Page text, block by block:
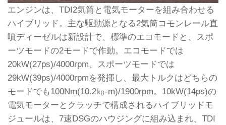
エンジンは、TDI2気筒と電気モーターを組み合わせる
ハイブリッド。主な駆動源となる2気筒コモンレール直
噴ディーゼルは新設計で、標準のエコモードと、スポ
ーツモードの2モードで作動。エコモードでは
20kW(27ps)/4000rpm、スポーツモードでは
29kW(39ps)/4000rpmを発揮し、最大トルクはどちらの
モードでも100Nm(10.2㎏-m)/1900rpm。10kW(14ps)の
電気モーターとクラッチで構成されるハイブリッドモ
ジュールは、7速DSGのハウジングに組み込まれ、TDI